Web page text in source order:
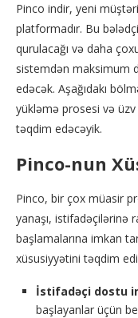
Pinco indir, yeni
platformadır. Bu
qurulacağı və daha
sistemdən maksimum
edəcək. Aşağıdakı
yükləmə prosesi və
təqdim edəcəyik.
Pinco-nun
Pinco, bir çox müasir
yanaşı, istifadəçilərinə
başlamalarına imkan
xüsusiyyətini təqdim
İstifadəçi dostu
başlayanlar üçün